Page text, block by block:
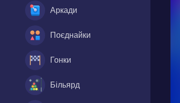
Аркади
Поєднайки
Гонки
Більярд